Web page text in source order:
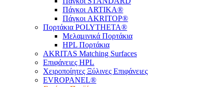
Πάγκοι ARTIKA®
Πάγκοι AKRITOP®
Πορτάκια POLYTHETA®
Μελαμινικά Πορτάκια
HPL Πορτάκια
AKRITAS Matching Surfaces
Επιφάνειες HPL
Χειροποίητες Ξύλινες Επιφάνειες
EVROPANEL®